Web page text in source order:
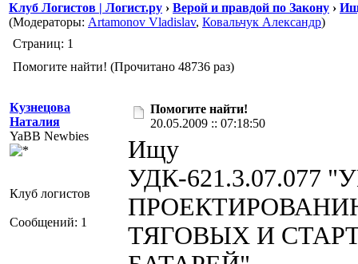
Клуб Логистов | Логист.ру › Верой и правдой по Закону ›
(Модераторы: Artamonov Vladislav, Ковальчук Александр)
Страниц: 1
Помогите найти! (Прочитано 48736 раз)
Кузнецова
Наталия
YaBB Newbies
Клуб логистов
Сообщений: 1
Помогите найти!
20.05.2009 :: 07:18:50
Ищу
УДК-621.3.07.077
ТЯГОВЫХ И